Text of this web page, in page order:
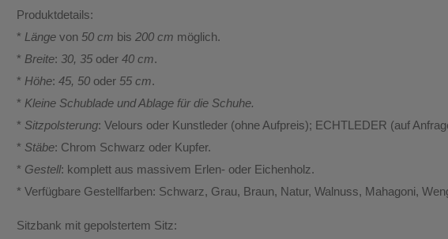
Produktdetails:
* Länge von50 cm bis 200 cm möglich.
* Breite: 30, 35 oder40 cm.
* Höhe:45, 50 oder55 cm.
* Kleine Schublade und Ablage für die Schuhe.
* Sitzpolsterung: Velours oder Kunstleder (ohne Aufpreis); ECHTLEDER (auf
* Stäbe: Chrom Schwarz oder Kupfer.
* Gestell: komplett aus massivem Erlen- oder Eichenholz.
* Verfügbare Gestellfarben: Schwarz, Grau, Braun, Natur, Walnuss, Mahagoni,
Sitzbank mit gepolstertem Sitz: